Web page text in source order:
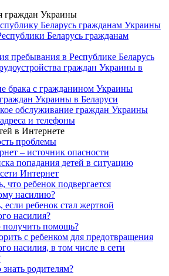
граждан Украины
Беларусь гражданам Украины
Беларусь гражданам
пребывания в Республике Беларусь
граждан Украины в
брака с гражданином Украины
Украины в Беларуси
обслуживание граждан Украины
и телефоны
в Интернете
проблемы
– источник опасности
попадания детей в ситуацию
Интернет
что ребенок подвергается
насилию?
если ребенок стал жертвой
насилия?
помощь?
с ребенком для предотвращения
насилия, в том числе в сети
родителям?